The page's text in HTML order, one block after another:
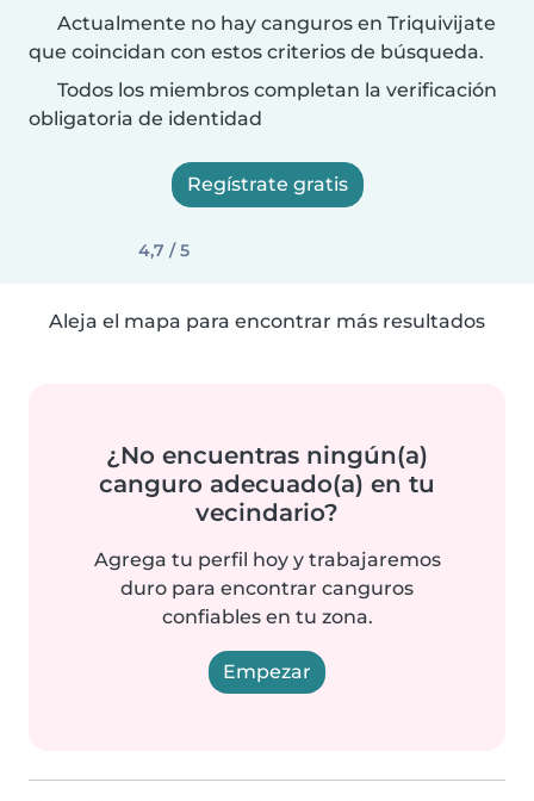
Actualmente no hay canguros en Triquivijate
que coincidan con estos criterios de búsqueda.
Todos los miembros completan la verificación
obligatoria de identidad
Regístrate gratis
4,7 / 5
Aleja el mapa para encontrar más resultados
¿No encuentras ningún(a)
canguro adecuado(a) en tu
vecindario?
Agrega tu perfil hoy y trabajaremos
duro para encontrar canguros
confiables en tu zona.
Empezar